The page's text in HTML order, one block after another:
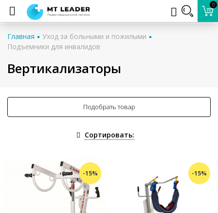
0
Главная
Уход за больными и пожилыми
Подъемники для инвалидов
Вертикализаторы
Подобрать товар
Сортировать:
-15% -15%